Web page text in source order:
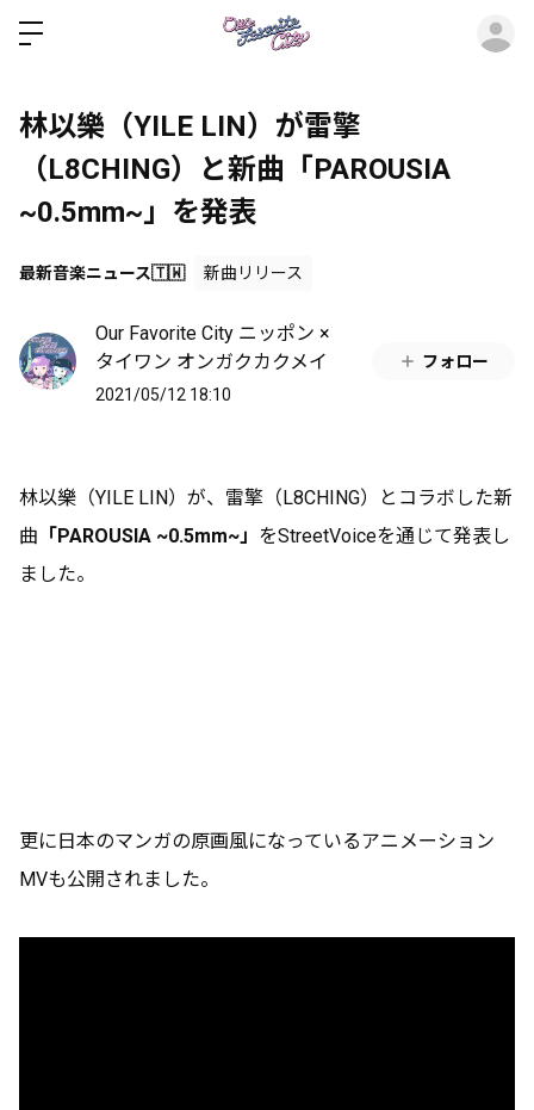
林以樂（YILE LIN）が雷擎
（L8CHING）と新曲「PAROUSIA
~0.5mm~」を発表
最新音楽ニュース🇹🇼 新曲リリース
Our Favorite City ニッポン ×
タイワン オンガクカクメイ
2021/05/12 18:10
フォロー
林以樂（YILE LIN）が、雷擎（L8CHING）とコラボした新
曲 「PAROUSIA ~0.5mm~」 をStreetVoiceを通じて発表し
ました。
更に日本のマンガの原画風になっているアニメーション
MVも公開されました。